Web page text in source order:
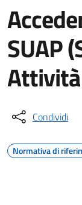
SUAP
Condividi
Normativa di